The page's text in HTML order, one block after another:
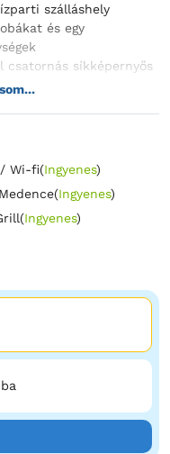
szálláshely
és egy
csatornás síkképernyős
és főzőlappal. A
az ágynemű és a
Park Mall
a szálláshelytől. A
54 km-re
Wi-fi(Ingyenes)
Medence(Ingyenes)
(Ingyenes)